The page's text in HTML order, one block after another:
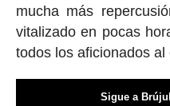
mucha más
vitalizado en pocas
todos los aficionados al
Sigue a